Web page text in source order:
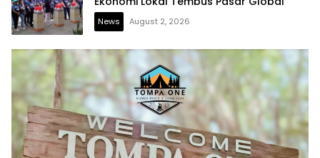
News August 2, 2026